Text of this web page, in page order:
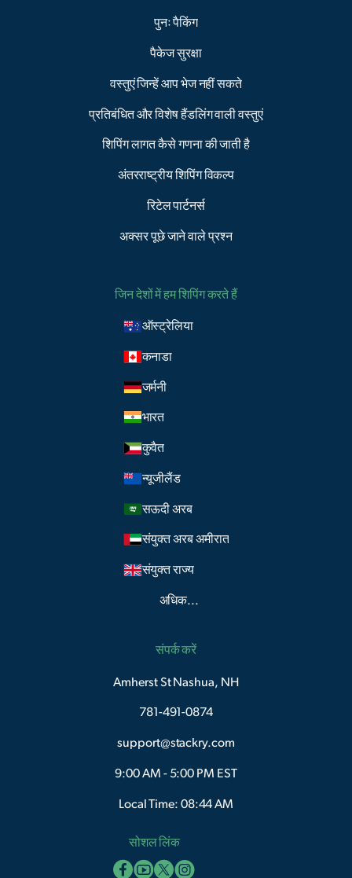
पुनः पैकिंग
पैकेज सुरक्षा
वस्तुएं जिन्हें आप भेज नहीं सकते
प्रतिबंधित और विशेष हैंडलिंग वाली वस्तुएं
शिपिंग लागत कैसे गणना की जाती है
अंतरराष्ट्रीय शिपिंग विकल्प
रिटेल पार्टनर्स
अक्सर पूछे जाने वाले प्रश्न
जिन देशों में हम शिपिंग करते हैं
ऑस्ट्रेलिया
कनाडा
जर्मनी
भारत
कुवैत
न्यूजीलैंड
सऊदी अरब
संयुक्त अरब अमीरात
संयुक्त राज्य
अधिक...
संपर्क करें
Amherst St Nashua, NH
781-491-0874
support@stackry.com
9:00 AM - 5:00 PM EST
Local Time: 08:44 AM
सोशल लिंक